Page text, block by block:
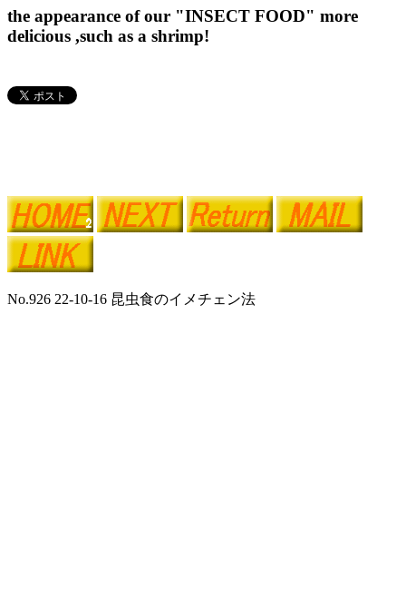
the appearance of our "INSECT FOOD" more
delicious ,such as a shrimp!
No.926 22-10-16 昆虫食のイメチェン法